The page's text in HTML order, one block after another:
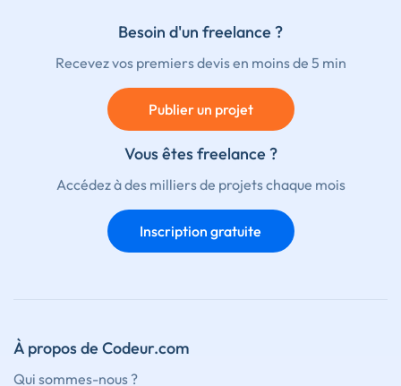
Besoin d'un freelance ?
Recevez vos premiers devis en moins de 5 min
Publier un projet
Vous êtes freelance ?
Accédez à des milliers de projets chaque mois
Inscription gratuite
À propos de Codeur.com
Qui sommes-nous ?